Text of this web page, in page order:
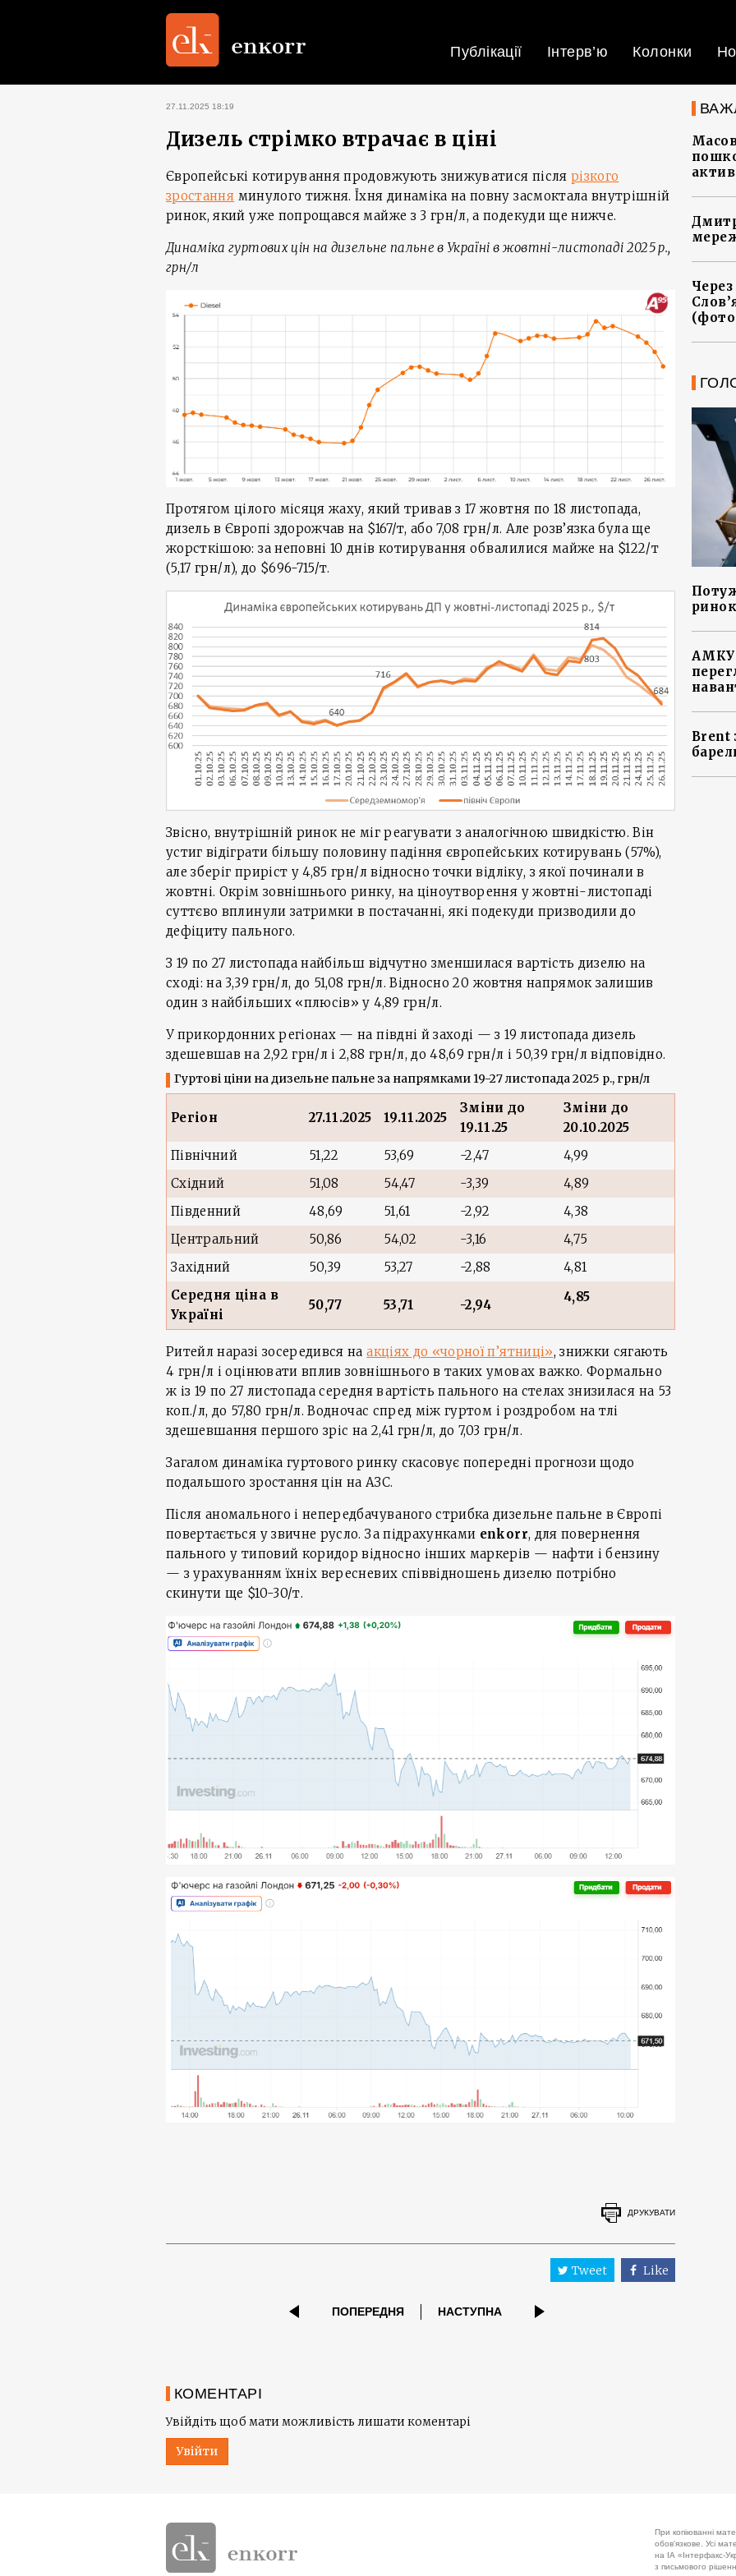
Публікації Інтерв’ю Колонки
27.11.2025 18:19
Дизель стрімко втрачає в ціні
Європейські котирування продовжують знижуватися після різкого
зростання минулого тижня. Їхня динаміка на повну засмоктала внутрішній
ринок, який уже попрощався майже з 3 грн/л, а подекуди ще нижче.
Динаміка гуртових цін на дизельне пальне в Україні в жовтні-листопаді 2025 р.,
грн/л
Протягом цілого місяця жаху, який тривав з 17 жовтня по 18 листопада,
дизель в Європі здорожчав на $167/т, або 7,08 грн/л. Але розв’язка була ще
жорсткішою: за неповні 10 днів котирування обвалилися майже на $122/т
(5,17 грн/л), до $696-715/т.
Звісно, внутрішній ринок не міг реагувати з аналогічною швидкістю. Він
устиг відіграти більшу половину падіння європейських котирувань (57%),
але зберіг приріст у 4,85 грн/л відносно точки відліку, з якої починали в
жовтні. Окрім зовнішнього ринку, на ціноутворення у жовтні-листопаді
суттєво вплинули затримки в постачанні, які подекуди призводили до
дефіциту пального.
З 19 по 27 листопада найбільш відчутно зменшилася вартість дизелю на
сході: на 3,39 грн/л, до 51,08 грн/л. Відносно 20 жовтня напрямок залишив
один з найбільших «плюсів» у 4,89 грн/л.
У прикордонних регіонах — на півдні й заході — з 19 листопада дизель
здешевшав на 2,92 грн/л і 2,88 грн/л, до 48,69 грн/л і 50,39 грн/л відповідно.
Гуртові ціни на дизельне пальне за напрямками 19-27 листопада 2025 р., грн/л
Регіон 27.11.2025 19.11.2025
Зміни до
19.11.25
Зміни до
20.10.2025
Північний
51,22 53,69 -2,47
4,99
Східний
51,08 54,47 -3,39
4,89
Південний
48,69 51,61 -2,92
4,38
Центральний
50,86 54,02 -3,16
4,75
Західний
50,39 53,27 -2,88
4,81
Середня ціна в
Україні
50,77 53,71 -2,94
4,85
Ритейл наразі зосередився наакціях до «чорної п’ятниці», знижки сягають
4 грн/л і оцінювати вплив зовнішнього в таких умовах важко. Формально
ж із 19 по 27 листопада середня вартість пального на стелах знизилася на 53
коп./л, до 57,80 грн/л. Водночас спред між гуртом і роздробом на тлі
здешевшання першого зріс на 2,41 грн/л, до 7,03 грн/л.
Загалом динаміка гуртового ринку скасовує попередні прогнози щодо
подальшого зростання цін на АЗС.
Після аномального і непередбачуваного стрибка дизельне пальне в Європі
повертається у звичне русло. За підрахунками enkorr, для повернення
пального у типовий коридор відносно інших маркерів — нафти і бензину
— з урахуванням їхніх вересневих співвідношень дизелю потрібно
скинути ще $10-30/т.
ДРУКУВАТИ
Tweet Like
ПОПЕРЕДНЯ НАСТУПНА
КОМЕНТАРІ
Увійдіть щоб мати можливість лишати коментарі
Увійти
Через
АМКУ
Brent
При копіюванні
обов'язкове. Усі
на ІА «Інтерфакс-
з письмового